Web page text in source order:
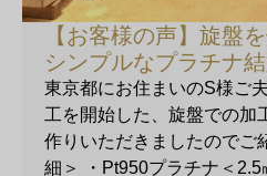
【お客様の声】旋盤
シンプルなプラチナ
東京都にお住まいのS様ご
工を開始した、旋盤での加
作りいただきましたのでご
細＞ ・Pt950プラチナ＜